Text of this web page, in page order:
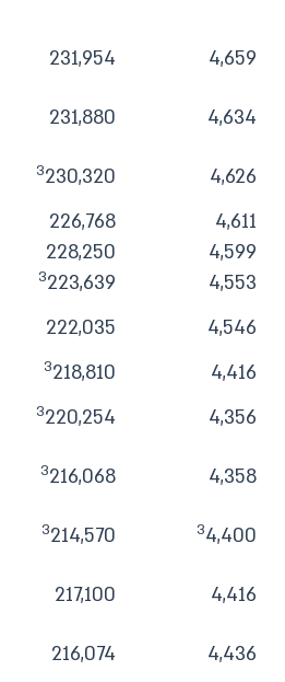
4,659
231,954
4,634
231,880
4,626
3230,320
4,611
226,768
4,599
228,250
4,553
3223,639
4,546
222,035
4,416
3218,810
4,356
3220,254
4,358
3216,068
34,400
3214,570
4,416
217,100
4,436
216,074